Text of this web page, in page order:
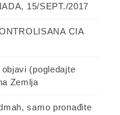
15/SEPT./2017
CIA
(pogledajte
Zemlja
samo pronađite